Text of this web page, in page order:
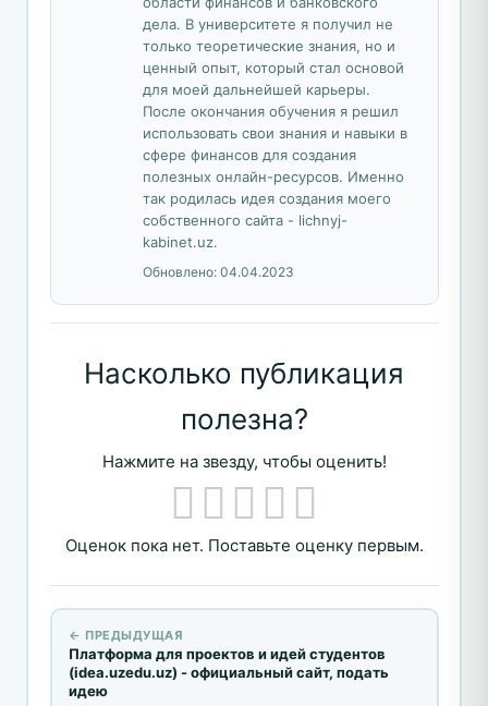
дела. В университете я получил не
только теоретические знания, но и
ценный опыт, который стал основой
для моей дальнейшей карьеры.
После окончания обучения я решил
использовать свои знания и навыки в
сфере финансов для создания
полезных онлайн-ресурсов. Именно
так родилась идея создания моего
собственного сайта - lichnyj-
kabinet.uz.
Обновлено: 04.04.2023
Насколько публикация
полезна?
Нажмите на звезду, чтобы оценить!
Оценок пока нет. Поставьте оценку первым.
← ПРЕДЫДУЩАЯ
Платформа для проектов и идей студентов
(idea.uzedu.uz) - официальный сайт, подать
идею